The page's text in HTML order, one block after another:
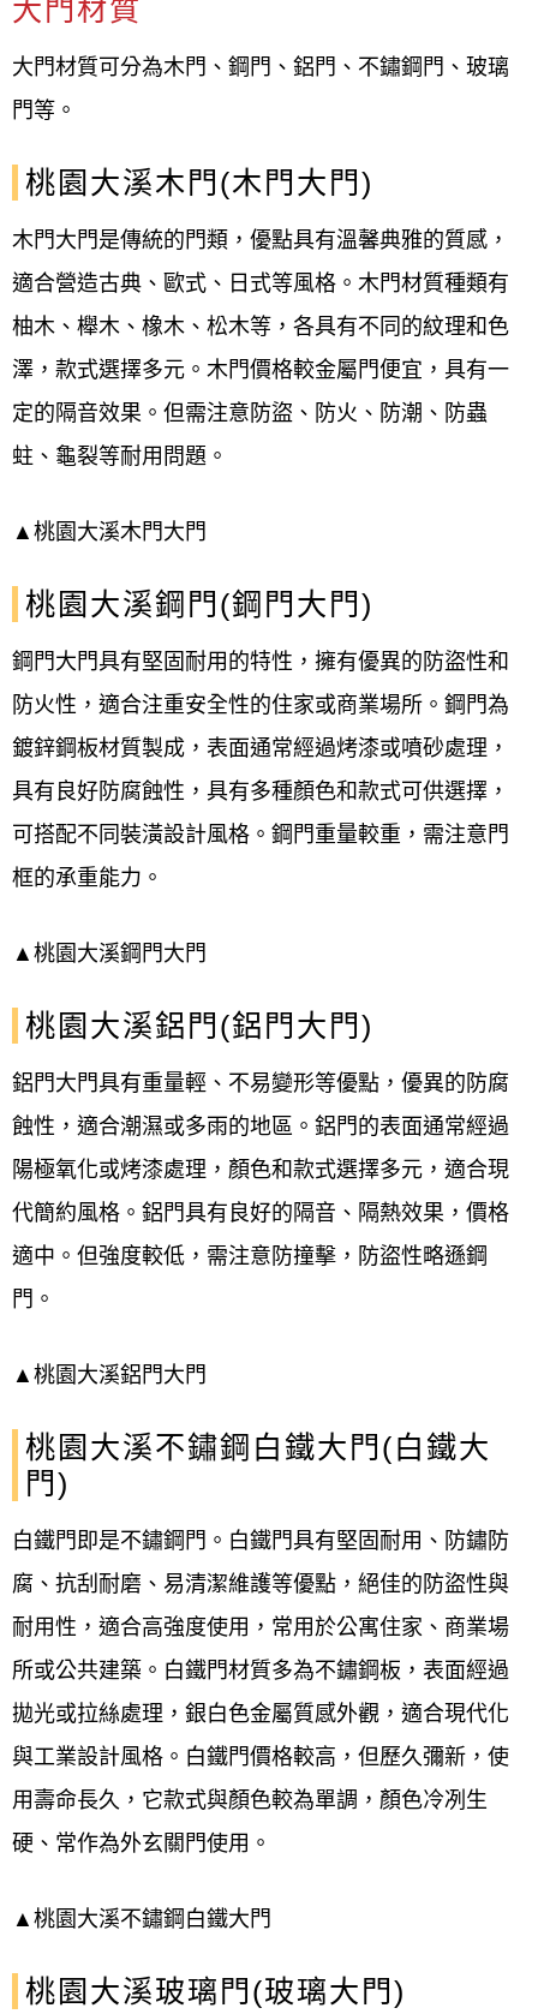
案場：幸福公園7
客戶：呂小姐
效果差
規格型式：外玄關玻璃門、金屬門
舊式玄關大門隔音效果差，更換外玄關玻璃
門，金屬門，改善隔音、防盜防火效果
趕快聯絡我們更換，讓您的大門煥然一新吧~
(偏遠地區、山區、基隆、桃園、新竹皆有服
加Line詢問規格
電話洽詢 0800-707-808
E-mail: win82015566@gmail.com
【桃園大溪大門宅急便/各式大門】提供客戶
完整的規劃及優良的服務。
桃園大溪各式大門，更多優惠請跟我們聯
絡！
#桃園大溪大門 #桃園大溪單玄關門#桃園大
門宅急便 #桃園大溪安全強化玻璃 ##桃園大
障#桃園大溪大門門片變形#桃園大溪大門門
框鬆脫 #桃園大溪大門門框歪斜#桃園大溪大
門門片破損#桃園大溪區頂埔路一段#大溪幸
福公園7
大門材質
大門材質可分為木門、鋼門、鋁門、不鏽鋼門、玻璃
門等。
桃園大溪木門(木門大門)
木門大門是傳統的門類，優點具有溫馨典雅的質感，
適合營造古典、歐式、日式等風格。木門材質種類有
柚木、櫸木、橡木、松木等，各具有不同的紋理和色
澤，款式選擇多元。 木門價格較金屬門便宜 ，具有一
定的隔音效果。但需注意防盜、防火、防潮、防蟲
蛀、龜裂等耐用 問題。
▲桃園大溪木門大門
桃園大溪鋼門(鋼門大門)
鋼門大門具有堅固耐用的特性，擁有優異的防盜性和
防火性，適合注重安全性的住家或商業場所。鋼門為
鍍鋅鋼板材質製成， 表面通常經過烤漆或噴砂處理，
具有良好防腐蝕性，具有多種顏色和款式可供選擇，
可搭配不同裝潢設計風格。鋼門重量較重，需注意門
框的承重能力。
▲桃園大溪鋼門大門
桃園大溪鋁門(鋁門大門)
鋁門大門具有重量輕、不易變形等優點，優異的防腐
蝕性，適合潮濕或多雨的地區。鋁門的表面通常經過
陽極氧化或烤漆處理，顏色和款式選擇多元，適合現
代簡約風格。鋁門具有良好的隔音、隔熱效果，價格
適中。但強度較低，需注意防撞擊，防盜性略遜鋼
門。
▲桃園大溪鋁門大門
桃園大溪不鏽鋼白鐵大門(白鐵大
門)
白鐵門即是不鏽鋼門。白鐵門具有堅固耐用、防鏽防
腐、抗刮耐磨、易清潔維護等優點，絕佳的防盜性與
耐用性，適合高強度使用，常用於公寓住家、商業場
所或公共建築。白鐵門材質多為不鏽鋼板，表面經過
拋光或拉絲處理，銀白色金屬質感外觀，適合現代化
與工業設計風格。白鐵門價格較高，但歷久彌新，使
用壽命長久， 它款式與顏色較為單調，顏色冷冽生
硬、常作為外玄關門使用。
▲桃園大溪不鏽鋼白鐵大門
桃園大溪玻璃門(玻璃大門)